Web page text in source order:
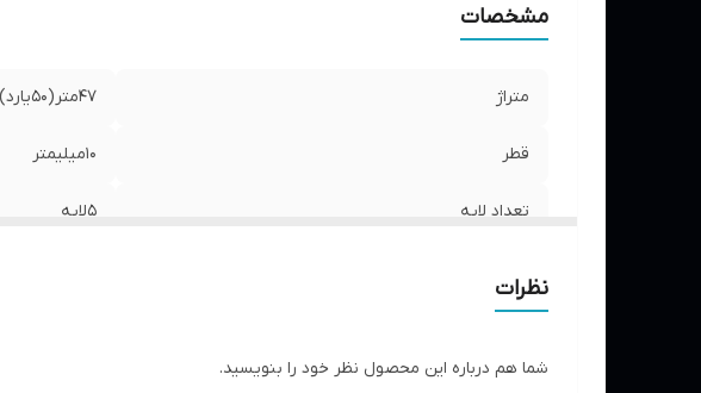
مشخصات
متراژ 47متر(50یارد)
قطر 10میلیمتر
تعداد لایه 5لایه
نظرات
شما هم درباره این محصول نظر خود را بنویسید.